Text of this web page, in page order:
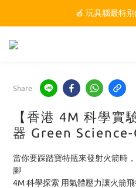
🏆 玩具腦是全台第一個
🍎 玩具腦最特
🏆 玩具腦是全台第一個
Share
【香港 4M 科學實
器 Green
當你要踩踏寶特瓶來發射火箭時
腳
4M 科學探索 用氣體壓力讓火箭